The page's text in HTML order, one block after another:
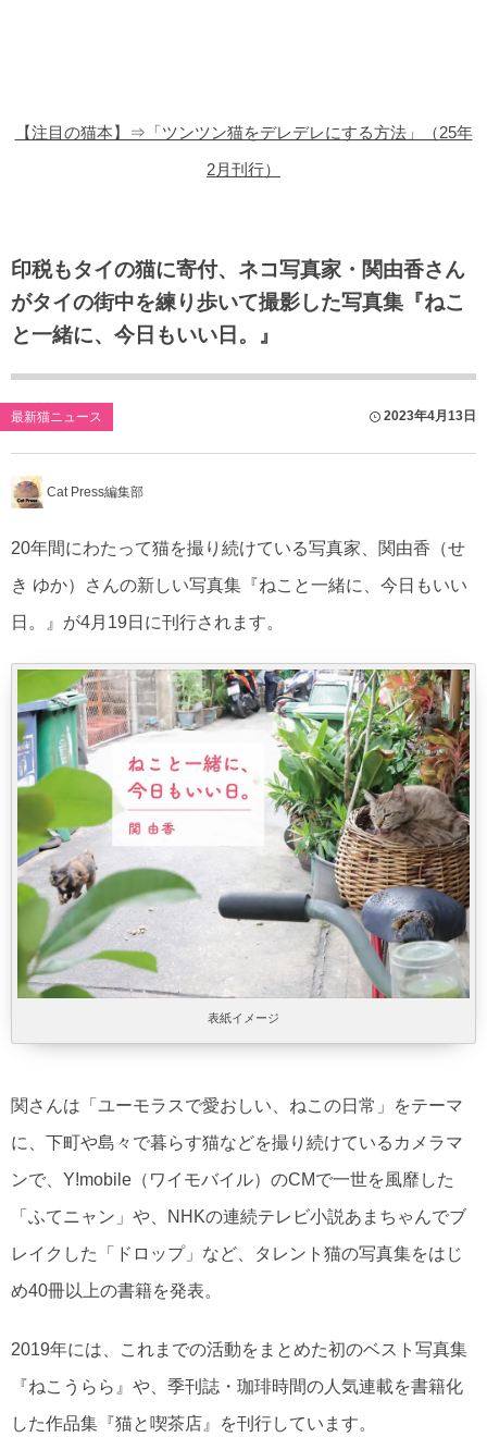
【注目の猫本】⇒「ツンツン猫をデレデレにする方法」（25年
2月刊行）
印税もタイの猫に寄付、ネコ写真家・関由香さん
がタイの街中を練り歩いて撮影した写真集『ねこ
と一緒に、今日もいい日。』
最新猫ニュース 2023年4月13日
Cat Press編集部
20年間にわたって猫を撮り続けている写真家、関由香（せ
き ゆか）さんの新しい写真集『ねこと一緒に、今日もいい
日。』が4月19日に刊行されます。
表紙イメージ
関さんは「ユーモラスで愛おしい、ねこの日常」をテーマ
に、下町や島々で暮らす猫などを撮り続けているカメラマ
ンで、Y!mobile（ワイモバイル）のCMで一世を風靡した
「ふてニャン」や、NHKの連続テレビ小説あまちゃんでブ
レイクした「ドロップ」など、タレント猫の写真集をはじ
め40冊以上の書籍を発表。
2019年には、これまでの活動をまとめた初のベスト写真集
『ねこうらら』や、季刊誌・珈琲時間の人気連載を書籍化
した作品集『猫と喫茶店』を刊行しています。
猫のゲーム・アプリ
猫のフリー写真素材